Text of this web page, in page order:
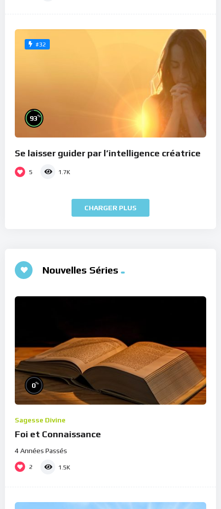
#32
93%
Se laisser guider par l’intelligence créatrice
5 1.7K
CHARGER PLUS
Nouvelles Séries
0%
Sagesse Divine
Foi et Connaissance
4 Années Passés
2 1.5K